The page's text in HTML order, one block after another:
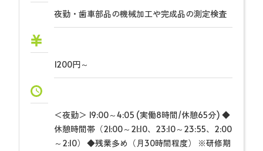
夜勤・歯車部品の機械加工や完成品の測定検査
1200円～
＜夜勤＞ 19:00～4:05 (実働8時間/休憩65分) ◆
休憩時間帯（21:00～21:10、23:10～23:55、2:00
～2:10） ◆残業多め（月30時間程度） ※研修期